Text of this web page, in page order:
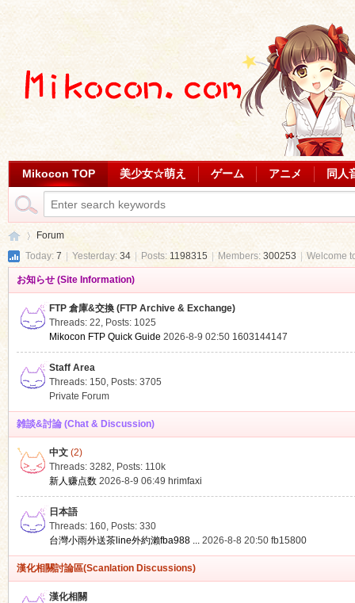
Mikocon TOP 美少女☆萌え ゲーム アニメ 同人
Forum
Today: 7 Yesterday: 34 Posts:1198315 Members: 300253 Welcome
お知らせ (Site Information)
FTP 倉庫&交換 (FTP Archive & Exchange)
Threads: 22, Posts: 1025
Mikocon FTP Quick Guide 2026-8-9 02:50 1603144147
Staff Area
Threads: 150, Posts: 3705
Private Forum
雑談&討論 (Chat & Discussion)
中文(2)
Threads: 3282, Posts: 110k
新人赚点数 2026-8-9 06:49 hrimfaxi
日本語
Threads: 160, Posts: 330
台灣小雨外送茶line外約瀨fba988 ... 2026-8-8 20:50 fb15800
漢化相關討論區(Scanlation Discussions)
漢化相關